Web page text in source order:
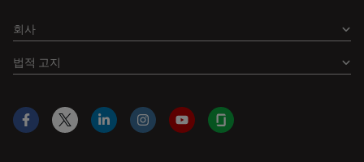
회사
법적 고지
Facebook
X LinkedInInstagramYouTubeGlassdoor